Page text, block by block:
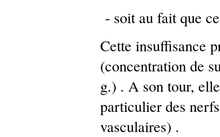
- soit au fait que
Cette insuffisance
(concentration de
g.) . A son tour,
particulier des
vasculaires) .